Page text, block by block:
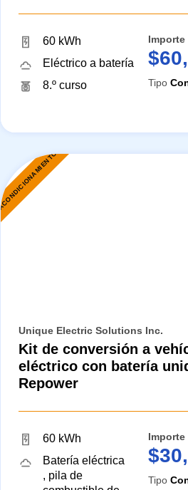
60 kWh
Eléctrico a batería
8.º curso
Tipo
REACONDICIONAMIENTO
Unique Electric Solutions Inc.
Kit de conversión a
eléctrico con batería
Repower
60 kWh
Batería eléctrica
, pila de
Tipo